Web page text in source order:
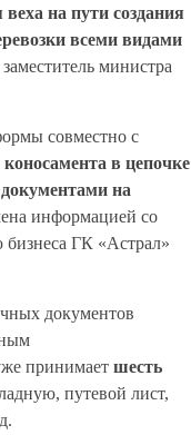
на пути создания
всеми видами
министра
совместно с
в цепочке
на
информацией со
ГК «Астрал»
документов
принимает шесть
путевой лист,